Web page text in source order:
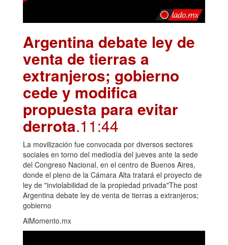
Argentina debate ley de
venta de tierras a
extranjeros; gobierno
cede y modifica
propuesta para evitar
derrota.11:44
La movilización fue convocada por diversos sectores
sociales en torno del mediodía del jueves ante la sede
del Congreso Nacional, en el centro de Buenos Aires,
donde el pleno de la Cámara Alta tratará el proyecto de
ley de "inviolabilidad de la propiedad privada"The post
Argentina debate ley de venta de tierras a extranjeros;
gobierno
AlMomento.mx